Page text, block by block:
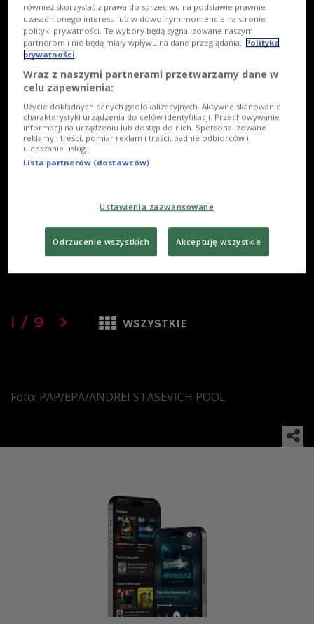
1 / 9 WSZYSTKIE
Foto: PAP/EPA/ANDREI STASEVICH POOL
również skorzystać z prawa do sprzeciwu na podstawie prawnie
uzasadnionego interesu lub w dowolnym momencie na stronie
polityki prywatności. Te wybory będą sygnalizowane naszym
partnerom i nie będą miały wpływu na dane przeglądania.
Polityka
prywatności
Wraz z naszymi partnerami przetwarzamy dane w
celu zapewnienia:
Użycie dokładnych danych geolokalizacyjnych. Aktywne skanowanie
charakterystyki urządzenia do celów identyfikacji. Przechowywanie
informacji na urządzeniu lub dostęp do nich. Spersonalizowane
reklamy i treści, pomiar reklam i treści, badnie odbiorców i
ulepszanie usług.
Lista partnerów (dostawców)
Ustawienia zaawansowane
Odrzucenie wszystkich Akceptuję wszystkie